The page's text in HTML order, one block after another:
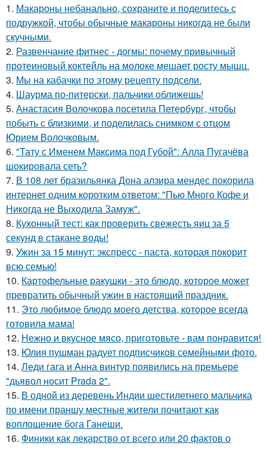
1. Макароны небанально, сохраните и поделитесь с
подружкой, чтобы обычные макароны никогда не были
скучными.
2. Развенчание фитнес - догмы: почему привычный
протеиновый коктейль на молоке мешает росту мышц.
3. Мы на кабачки по этому рецепту подсели.
4. Шаурма по-питерски, пальчики оближешь!
5. Анастасия Волочкова посетила Петербург, чтобы
побыть с близкими, и поделилась снимком с отцом
Юрием Волочковым.
6. "Тату с Именем Максима под Губой": Алла Пугачёва
шокировала сеть?
7. В 108 лет бразильянка Дона алзира мендес покорила
интернет одним коротким ответом: "Пью Много Кофе и
Никогда не Выходила Замуж".
8. Кухонный тест: как проверить свежесть яиц за 5
секунд в стакане воды!
9. Ужин за 15 минут: экспресс - паста, которая покорит
всю семью!
10. Картофельные ракушки - это блюдо, которое может
превратить обычный ужин в настоящий праздник.
11. Это любимое блюдо моего детства, которое всегда
готовила мама!
12. Нежно и вкусное мясо, приготовьте - вам понравится!
13. Юлия пушман радует подписчиков семейными фото.
14. Леди гага и Анна винтур появились на премьере
"дьявол носит Prada 2".
15. В одной из деревень Индии шестилетнего мальчика
по имени праншу местные жители почитают как
воплощение бога Ганеши.
16. Финики как лекарство от всего или 20 фактов о